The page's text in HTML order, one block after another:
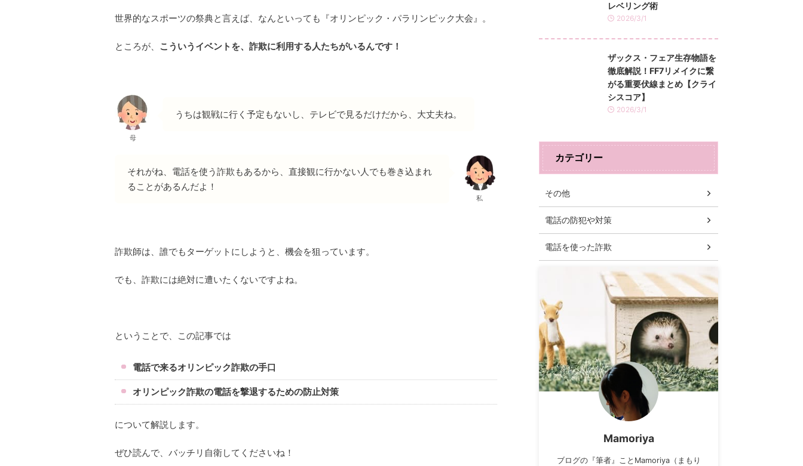
世界的なスポーツの祭典と言えば、なんといっても『オリンピック・パラリンピック大会』。
ところが、 こういうイベントを、詐欺に利用する人たちがいるんです！
母
うちは観戦に行く予定もないし、テレビで見るだけだから、大丈夫ね。
それがね、電話を使う詐欺もあるから、直接観に行かない人でも巻き込まれ
ることがあるんだよ！
私
詐欺師は、誰でもターゲットにしようと、機会を狙っています。
でも、詐欺には絶対に遭いたくないですよね。
ということで、この記事では
電話で来るオリンピック詐欺の手口
オリンピック詐欺の電話を撃退するための防止対策
について解説します。
ぜひ読んで、バッチリ自衛してくださいね！
レベリング術
2026/3/1
ザックス・フェア生存物語を
徹底解説！FF7リメイクに繋
がる重要伏線まとめ【クライ
シスコア】
2026/3/1
カテゴリー
その他
電話の防犯や対策
電話を使った詐欺
Mamoriya
ブログの『筆者』ことMamoriya（まもり